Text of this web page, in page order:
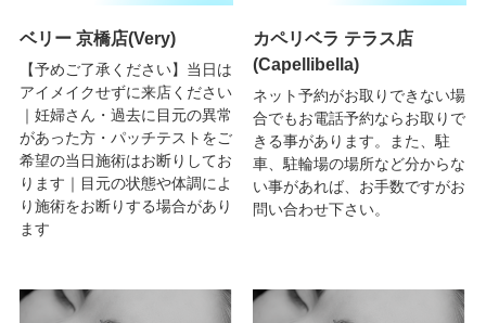
ベリー 京橋店(Very)
【予めご了承ください】当日は
アイメイクせずに来店ください
｜妊婦さん・過去に目元の異常
があった方・パッチテストをご
希望の当日施術はお断りしてお
ります｜目元の状態や体調によ
り施術をお断りする場合があり
ます
カペリベラ テラス店
(Capellibella)
ネット予約がお取りできない場
合でもお電話予約ならお取りで
きる事があります。また、駐
車、駐輪場の場所など分からな
い事があれば、お手数ですがお
問い合わせ下さい。